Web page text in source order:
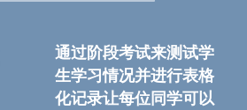
通过阶段考试来测试学
生学习情况并进行表格
化记录让每位同学可以